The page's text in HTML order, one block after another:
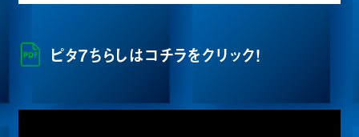
ピタ7ちらしはコチラをクリック！